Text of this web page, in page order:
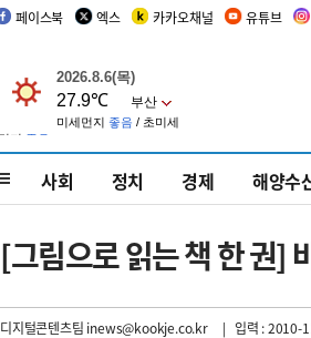
페이스북 엑스 카카오채널 유튜브
사회 정치 경제 해양수
[그림으로 읽는 책 한 권]
디지털콘텐츠팀 inews@kookje.co.kr | 입력 : 2010-